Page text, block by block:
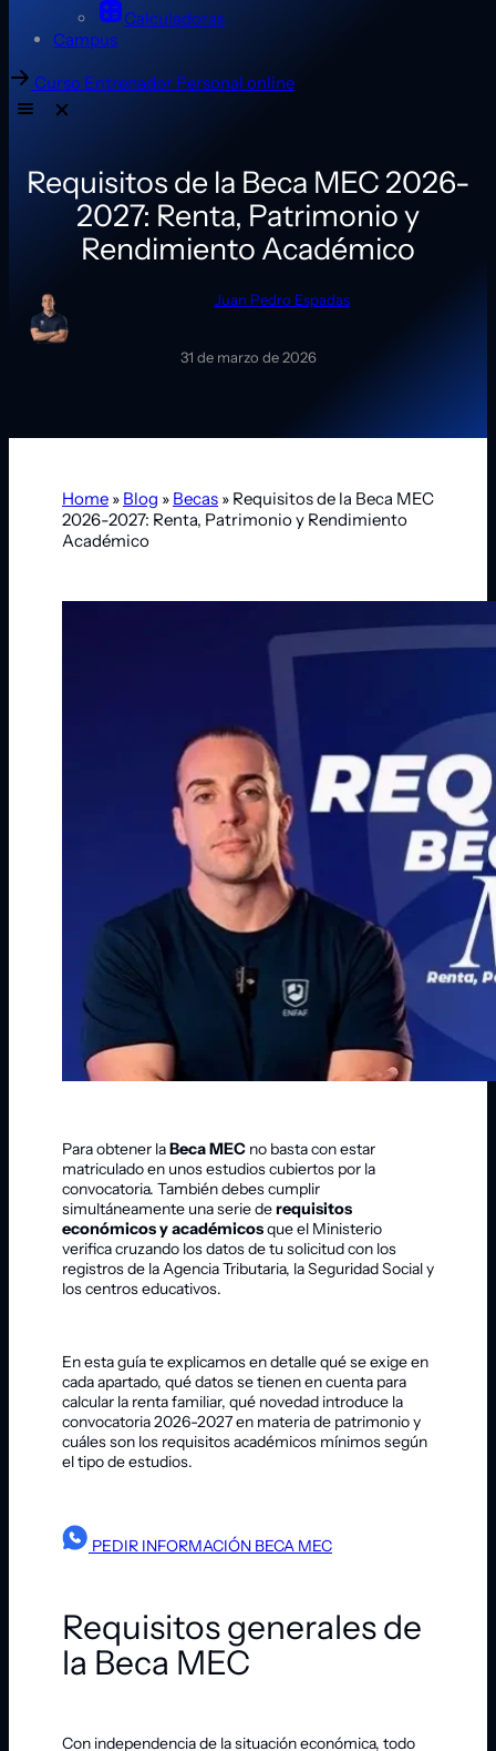
Calculadoras
Campus
Curso Entrenador Personal online
Requisitos de la Beca MEC 2026-
2027: Renta, Patrimonio y
Rendimiento Académico
Juan Pedro Espadas
31 de marzo de 2026
Home » Blog » Becas » Requisitos de la Beca MEC
2026-2027: Renta, Patrimonio y Rendimiento
Académico
Para obtener laBeca MEC no basta con estar
matriculado en unos estudios cubiertos por la
convocatoria. También debes cumplir
simultáneamente una serie derequisitos
económicos y académicosque el Ministerio
verifica cruzando los datos de tu solicitud con los
registros de la Agencia Tributaria, la Seguridad Social y
los centros educativos.
En esta guía te explicamos en detalle qué se exige en
cada apartado, qué datos se tienen en cuenta para
calcular la renta familiar, qué novedad introduce la
convocatoria 2026-2027 en materia de patrimonio y
cuáles son los requisitos académicos mínimos según
el tipo de estudios.
PEDIR INFORMACIÓN BECA MEC
Requisitos generales de
la Beca MEC
Con independencia de la situación económica, todo